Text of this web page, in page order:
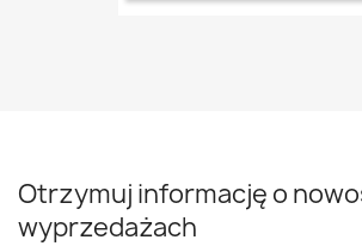
Otrzymuj informację o
wyprzedażach